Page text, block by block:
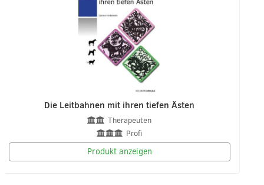
Die Leitbahnen mit ihren tiefen Ästen
Therapeuten
Profi
Produkt anzeigen